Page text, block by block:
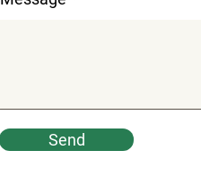
Send